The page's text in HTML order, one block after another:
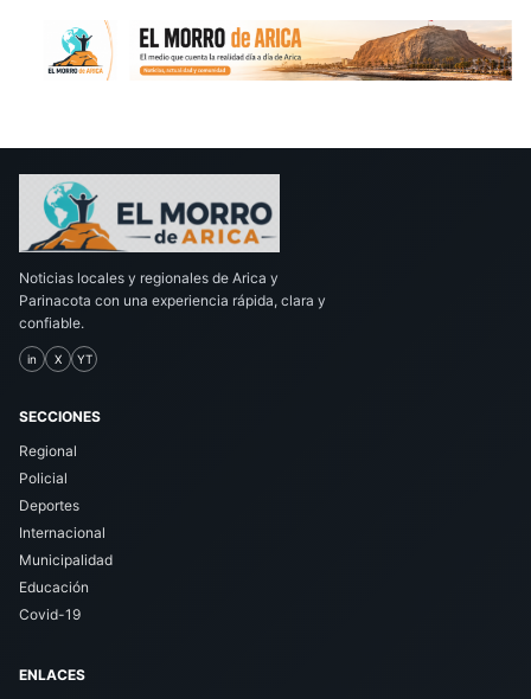
Noticias locales y regionales de Arica y
Parinacota con una experiencia rápida, clara y
confiable.
in X YT
SECCIONES
Regional
Policial
Deportes
Internacional
Municipalidad
Educación
Covid-19
ENLACES